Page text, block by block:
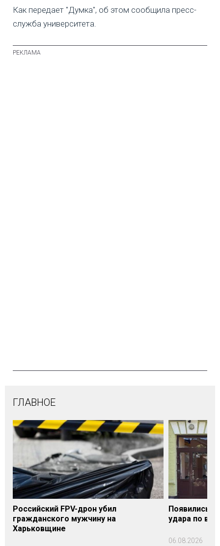
Как передает "Думка", об этом сообщила пресс-
служба университета.
ГЛАВНОЕ
Российский FPV-дрон убил
гражданского мужчину на
Харьковщине
Появились
удара по
06.08.2026